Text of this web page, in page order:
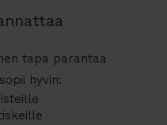
tapa parantaa
hyvin: